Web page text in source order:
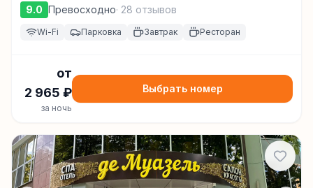
9.0 Превосходно· 28 отзывов
Wi-Fi Парковка Завтрак Ресторан
от
2 965 ₽
за ночь
Выбрать номер